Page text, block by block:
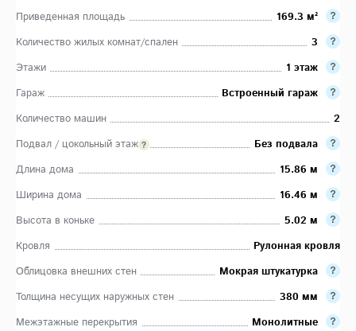
Приведенная площадь
169.3 м²
Количество жилых комнат/спален
3
Этажи
1 этаж
Гараж
Встроенный гараж
Количество машин
2
Подвал / цокольный этаж
Без подвала
Длина дома
15.86 м
Ширина дома
16.46 м
Высота в коньке
5.02 м
Кровля
Рулонная кровля
Облицовка внешних стен
Мокрая штукатурка
Толщина несущих наружных стен
380 мм
Межэтажные перекрытия
Монолитные